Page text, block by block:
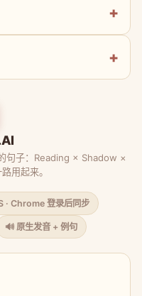
句子：Reading × Shadow ×
用起来。
· Chrome 登录后同步
🔊 原生发音 + 例句